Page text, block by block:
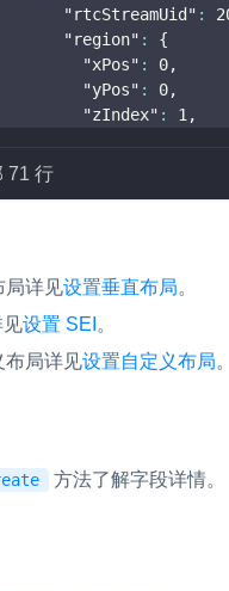
"rtcStreamUid" :
"region" :
{
"xPos" : 0,
"yPos" : 0,
"zIndex" : 1 ,
71 行
局详见设置垂直布局。
见设置 SEI 。
布局详见设置自定义布局。
方法了解字段详情。